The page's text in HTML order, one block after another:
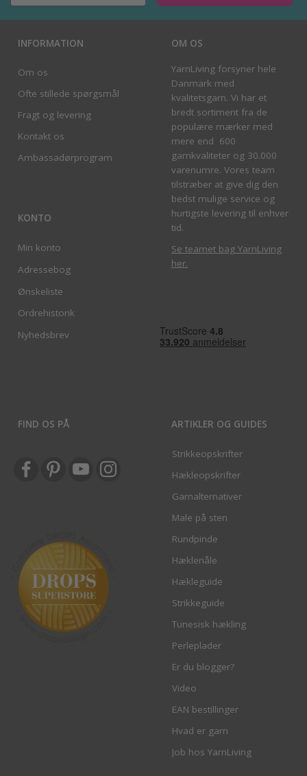
INFORMATION
Om os
Ofte stillede spørgsmål
Fragt og levering
Kontakt os
Ambassadørprogram
KONTO
Min konto
Adressebog
Ønskeliste
Ordrehistorik
Nyhedsbrev
OM OS
YarnLiving forsyner hele
Danmark med
kvalitetsgarn. Vi har et
bredt sortiment fra de
populære mærker med
mere end 600
garnkvaliteter og 30.000
varenumre. Vores team
tilstræber at give dig den
bedst mulige service og
hurtigste levering til enhver
tid.
Se teamet bag YarnLiving
her.
FIND OS PÅ ARTIKLER OG GUIDES
Strikkeopskrifter
Hækleopskrifter
Garnalternativer
Male på sten
Rundpinde
Hæklenåle
Hækleguide
Strikkeguide
Tunesisk hækling
Perleplader
Er du blogger?
Video
EAN bestillinger
Hvad er garn
Job hos YarnLiving